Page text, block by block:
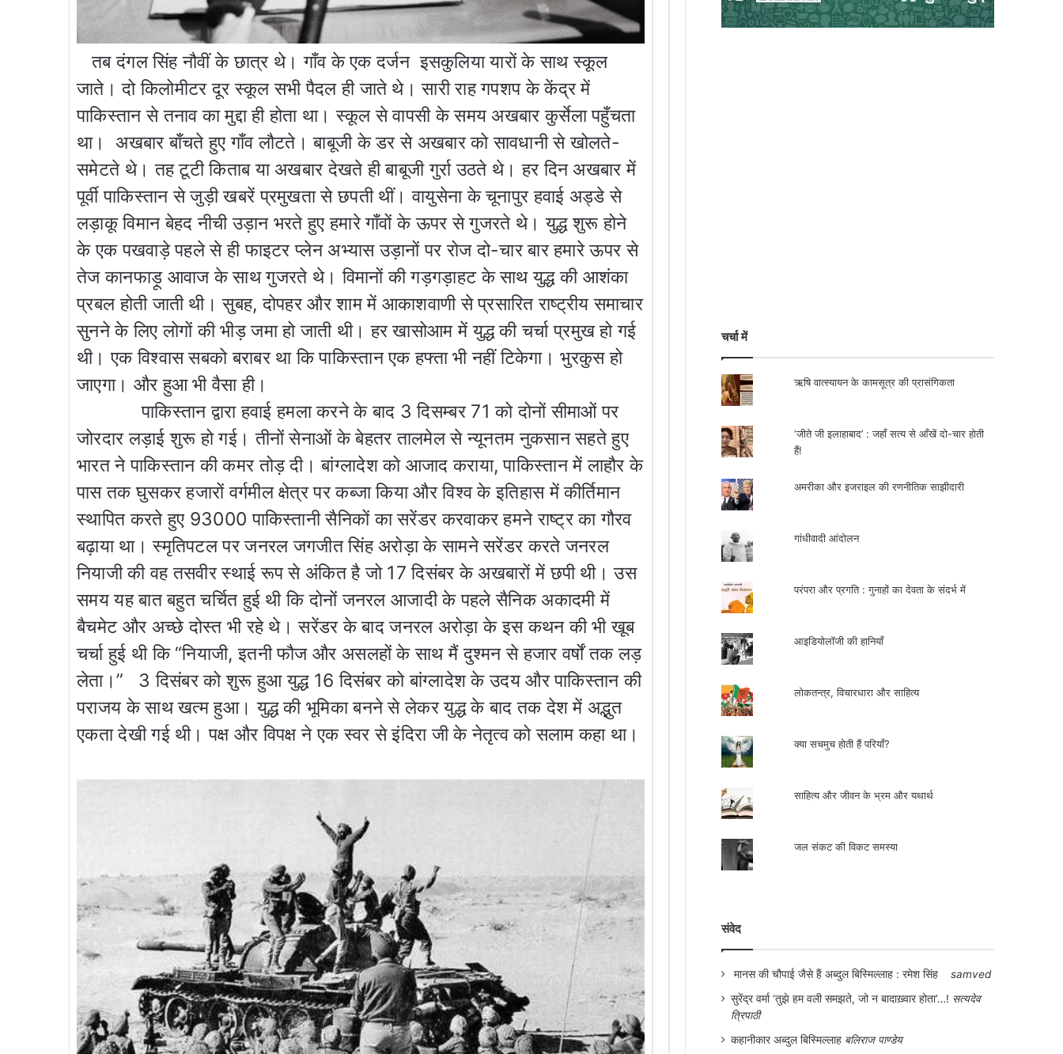
तब दंगल सिंह नौवीं के छात्र थे। गाँव के एक दर्जन इसकुलिया यारों के साथ स्कूल
जाते। दो किलोमीटर दूर स्कूल सभी पैदल ही जाते थे। सारी राह गपशप के केंद्र में
पाकिस्तान से तनाव का मुद्दा ही होता था। स्कूल से वापसी के समय अखबार कुर्सेला पहुँचता
था। अखबार बाँचते हुए गाँव लौटते। बाबूजी के डर से अखबार को सावधानी से खोलते-
समेटते थे। तह टूटी किताब या अखबार देखते ही बाबूजी गुर्रा उठते थे। हर दिन अखबार में
पूर्वी पाकिस्तान से जुड़ी खबरें प्रमुखता से छपती थीं। वायुसेना के चूनापुर हवाई अड्डे से
लड़ाकू विमान बेहद नीची उड़ान भरते हुए हमारे गाँवों के ऊपर से गुजरते थे। युद्ध शुरू होने
के एक पखवाड़े पहले से ही फाइटर प्लेन अभ्यास उड़ानों पर रोज दो-चार बार हमारे ऊपर से
तेज कानफाड़ू आवाज के साथ गुजरते थे। विमानों की गड़गड़ाहट के साथ युद्ध की आशंका
प्रबल होती जाती थी। सुबह, दोपहर और शाम में आकाशवाणी से प्रसारित राष्ट्रीय समाचार
सुनने के लिए लोगों की भीड़ जमा हो जाती थी। हर खासोआम में युद्ध की चर्चा प्रमुख हो गई
थी। एक विश्वास सबको बराबर था कि पाकिस्तान एक हफ्ता भी नहीं टिकेगा। भुरकुस हो
जाएगा। और हुआ भी वैसा ही।
पाकिस्तान द्वारा हवाई हमला करने के बाद 3 दिसम्बर 71 को दोनों सीमाओं पर
जोरदार लड़ाई शुरू हो गई। तीनों सेनाओं के बेहतर तालमेल से न्यूनतम नुकसान सहते हुए
भारत ने पाकिस्तान की कमर तोड़ दी। बांग्लादेश को आजाद कराया, पाकिस्तान में लाहौर के
पास तक घुसकर हजारों वर्गमील क्षेत्र पर कब्जा किया और विश्व के इतिहास में कीर्तिमान
स्थापित करते हुए 93000 पाकिस्तानी सैनिकों का सरेंडर करवाकर हमने राष्ट्र का गौरव
बढ़ाया था। स्मृतिपटल पर जनरल जगजीत सिंह अरोड़ा के सामने सरेंडर करते जनरल
नियाजी की वह तसवीर स्थाई रूप से अंकित है जो 17 दिसंबर के अखबारों में छपी थी। उस
समय यह बात बहुत चर्चित हुई थी कि दोनों जनरल आजादी के पहले सैनिक अकादमी में
बैचमेट और अच्छे दोस्त भी रहे थे। सरेंडर के बाद जनरल अरोड़ा के इस कथन की भी खूब
चर्चा हुई थी कि “नियाजी, इतनी फौज और असलहों के साथ मैं दुश्मन से हजार वर्षों तक लड़
लेता।” 3 दिसंबर को शुरू हुआ युद्ध 16 दिसंबर को बांग्लादेश के उदय और पाकिस्तान की
पराजय के साथ खत्म हुआ। युद्ध की भूमिका बनने से लेकर युद्ध के बाद तक देश में अद्भुत
एकता देखी गई थी। पक्ष और विपक्ष ने एक स्वर से इंदिरा जी के नेतृत्व को सलाम कहा था।
चर्चा में
ऋषि वात्स्यायन के कामसूत्र की प्रासंगिकता
‘जीते जी इलाहाबाद’ : जहाँ सत्य से आँखें दो-चार होती
हैं!
अमरीका और इजराइल की रणनीतिक साझीदारी
गांधीवादी आंदोलन
परंपरा और प्रगति : गुनाहों का देवता के संदर्भ में
आइडियोलॉजी की हानियाँ
लोकतन्त्र, विचारधारा और साहित्य
क्या सचमुच होती हैं परियाँ?
साहित्य और जीवन के भ्रम और यथार्थ
जल संकट की विकट समस्या
संवेद
मानस की चौपाई जैसे हैं अब्दुल बिस्मिल्लाह : रमेश सिंह
samved
सुरेंद्र वर्मा ‘तुझे हम वली समझते, जो न बादाख़्वार होता’…! सत्यदेव
त्रिपाठी
कहानीकार अब्दुल बिस्मिल्लाह बलिराज पाण्डेय